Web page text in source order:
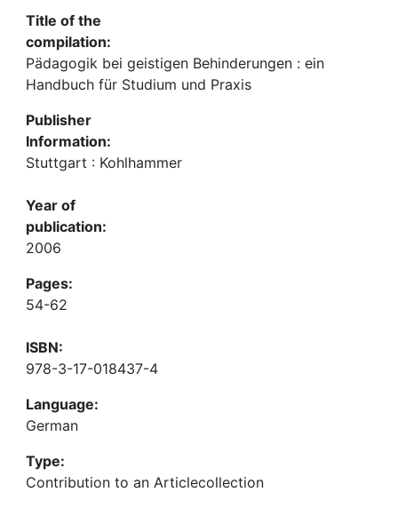
Title of the
compilation:
Pädagogik bei geistigen Behinderungen : ein
Handbuch für Studium und Praxis
Publisher
Information:
Stuttgart : Kohlhammer
Year of
publication:
2006
Pages:
54-62
ISBN:
978-3-17-018437-4
Language:
German
Type:
Contribution to an Articlecollection